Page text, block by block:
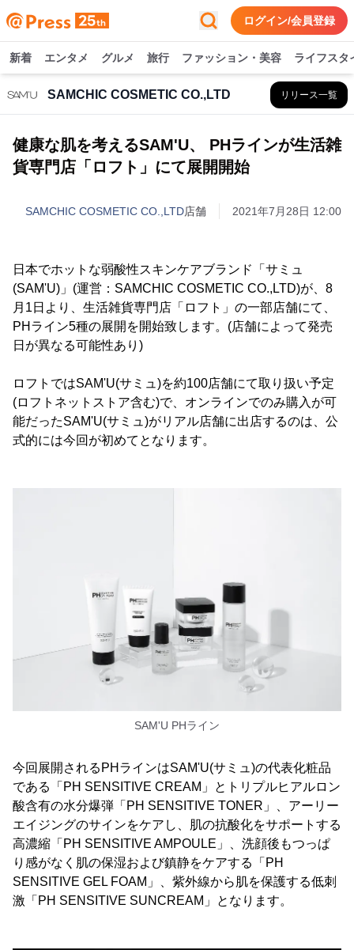
ログイン/会員登録
新着 エンタメ グルメ 旅行 ファッション・美容 ライフスタ
SAMCHIC COSMETIC CO.,LTD リリース一覧
健康な肌を考えるSAM'U、 PHラインが生活雑
貨専門店「ロフト」にて展開開始
SAMCHIC COSMETIC CO.,LTD店舗 2021年7月28日 12:00
日本でホットな弱酸性スキンケアブランド「サミュ
(SAM'U)」(運営：SAMCHIC COSMETIC CO.,LTD)が、8
月1日より、生活雑貨専門店「ロフト」の一部店舗にて、
PHライン5種の展開を開始致します。(店舗によって発売
日が異なる可能性あり)
ロフトではSAM'U(サミュ)を約100店舗にて取り扱い予定
(ロフトネットストア含む)で、オンラインでのみ購入が可
能だったSAM'U(サミュ)がリアル店舗に出店するのは、公
式的には今回が初めてとなります。
SAM'U PHライン
今回展開されるPHラインはSAM'U(サミュ)の代表化粧品
である「PH SENSITIVE CREAM」とトリプルヒアルロン
酸含有の水分爆弾「PH SENSITIVE TONER」、アーリー
エイジングのサインをケアし、肌の抗酸化をサポートする
高濃縮「PH SENSITIVE AMPOULE」、洗顔後もつっぱ
り感がなく肌の保湿および鎮静をケアする「PH
SENSITIVE GEL FOAM」、紫外線から肌を保護する低刺
激「PH SENSITIVE SUNCREAM」となります。